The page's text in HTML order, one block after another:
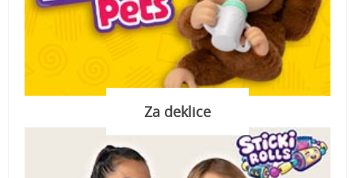
Za deklice